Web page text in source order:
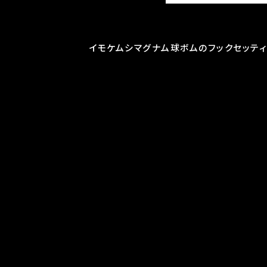
イモケムシマグナム球ボムのフックセッテ